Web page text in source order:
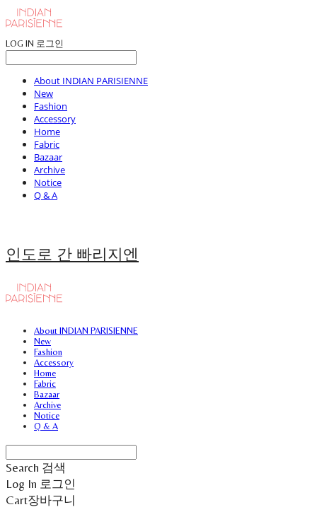
LOG IN 로그인
About INDIAN PARISIENNE
New
Fashion
Accessory
Home
Fabric
Bazaar
Archive
Notice
Q & A
인도로 간 빠리지엔
About INDIAN PARISIENNE
New
Fashion
Accessory
Home
Fabric
Bazaar
Archive
Notice
Q & A
Search 검색
Log In 로그인
Cart장바구니